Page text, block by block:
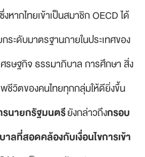
หากไทยเข้าเป็นสมาชิก OECD ได้
ะดับมาตรฐานภายในประเทศของ
ศรษฐกิจ ธรรมาภิบาล การศึกษา สิ่ง
ชีวิตของคนไทยทุกกลุ่มให้ดียิ่งขึ้น
รนายกรัฐมนตรียังกล่าวถึงกรอบ
ลที่สอดคล้องกับเงื่อนไขการเข้า